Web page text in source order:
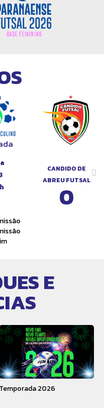
CANDIDO DE
ABREU FUTSAL
0
E
Temporada 2026